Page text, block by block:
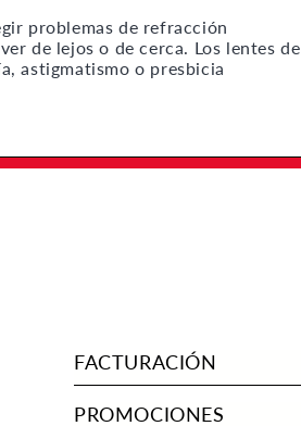
problemas de refracción
de lejos o de cerca. Los lentes de
astigmatismo o presbicia
FACTURACIÓN
PROMOCIONES